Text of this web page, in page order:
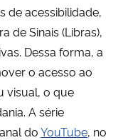
de acessibilidade,
de Sinais (Libras),
Dessa forma, a
o acesso ao
visual, o que
A série
doYouTube, no